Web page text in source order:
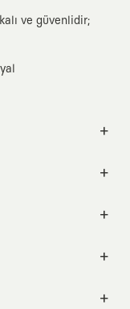
ve güvenlidir;
inc
ışığına maruz
standartlarına